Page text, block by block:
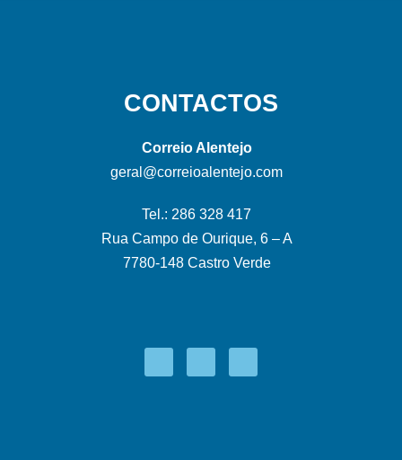
CONTACTOS
Correio Alentejo
geral@correioalentejo.com
Tel.: 286 328 417
Rua Campo de Ourique, 6 – A
7780-148 Castro Verde